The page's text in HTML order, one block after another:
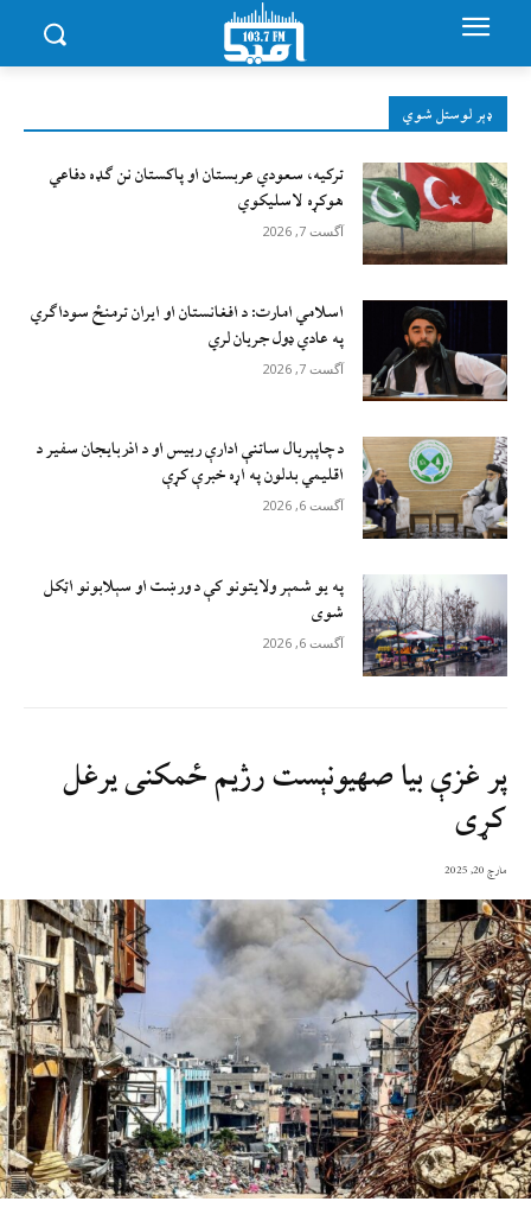
ډېر لوستل شوي
ترکیه، سعودي عربستان او پاکستان نن ګډه دفاعي
هوکړه لاسلیکوي
آگست 7, 2026
اسلامي امارت: د افغانستان او ایران ترمنځ سوداګري
په عادي ډول جریان لري
آگست 7, 2026
د چاپېریال ساتنې ادارې رییس او د اذربایجان سفیر د
اقلیمي بدلون په اړه خبرې کړې
آگست 6, 2026
په یو شمېر ولایتونو کې د ورښت او سېلابونو اټکل
شوی
آگست 6, 2026
پر غزې بیا صهیونېست رژیم ځمکنی یرغل
کړی
مارچ 20, 2025